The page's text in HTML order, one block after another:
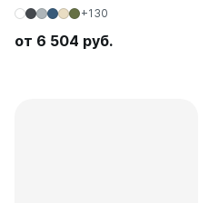
+130
от 6 504 руб.